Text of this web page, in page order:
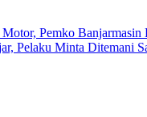
Pemko
Pelaku Minta Ditemani